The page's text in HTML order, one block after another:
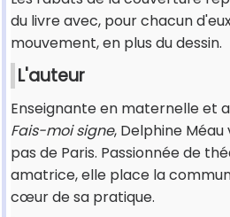
du livre avec, pour chacun
mouvement, en plus du dessin.
L'auteur
Enseignante en maternelle et
Fais-moi signe, Delphine
pas de Paris. Passionnée de
amatrice, elle place la
cœur de sa pratique.